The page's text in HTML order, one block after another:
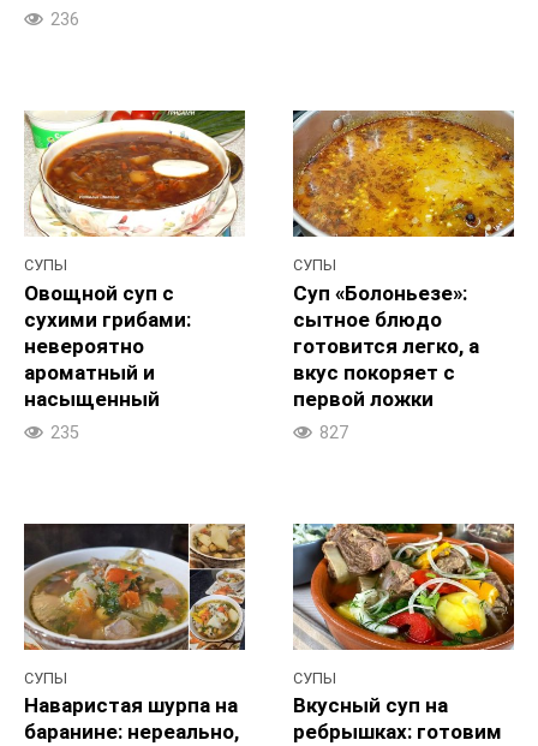
236
СУПЫ
Овощной суп с
сухими грибами:
невероятно
ароматный и
насыщенный
235
СУПЫ
Суп «Болоньезе»:
сытное блюдо
готовится легко, а
вкус покоряет с
первой ложки
827
СУПЫ
Наваристая шурпа на
баранине: нереально,
СУПЫ
Вкусный суп на
ребрышках: готовим